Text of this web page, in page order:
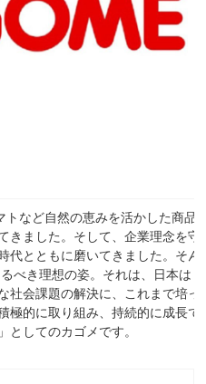
など自然の恵みを活かした商品
きました。そして、企業理念を守
代とともに磨いてきました。そん
べき理想の姿。それは、日本は
社会課題の解決に、これまで培っ
極的に取り組み、持続的に成長で
としてのカゴメです。